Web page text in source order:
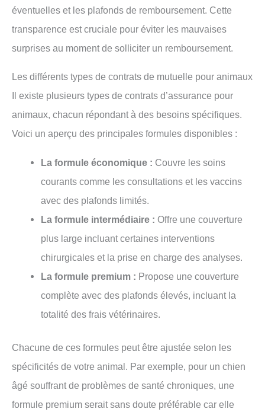
éventuelles et les plafonds de remboursement. Cette
transparence est cruciale pour éviter les mauvaises
surprises au moment de solliciter un remboursement.
Les différents types de contrats de mutuelle pour animaux
Il existe plusieurs types de contrats d’assurance pour
animaux, chacun répondant à des besoins spécifiques.
Voici un aperçu des principales formules disponibles :
La formule économique : Couvre les soins
courants comme les consultations et les vaccins
avec des plafonds limités.
La formule intermédiaire : Offre une couverture
plus large incluant certaines interventions
chirurgicales et la prise en charge des analyses.
La formule premium : Propose une couverture
complète avec des plafonds élevés, incluant la
totalité des frais vétérinaires.
Chacune de ces formules peut être ajustée selon les
spécificités de votre animal. Par exemple, pour un chien
âgé souffrant de problèmes de santé chroniques, une
formule premium serait sans doute préférable car elle